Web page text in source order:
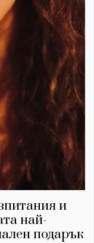
и
най-
подарък